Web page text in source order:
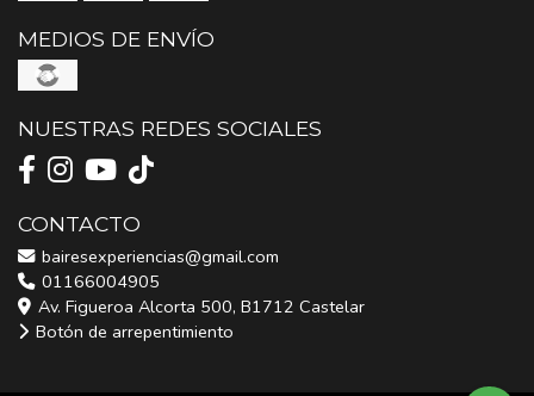
MEDIOS DE ENVÍO
NUESTRAS REDES SOCIALES
CONTACTO
bairesexperiencias@gmail.com
01166004905
Av. Figueroa Alcorta 500, B1712 Castelar
Botón de arrepentimiento